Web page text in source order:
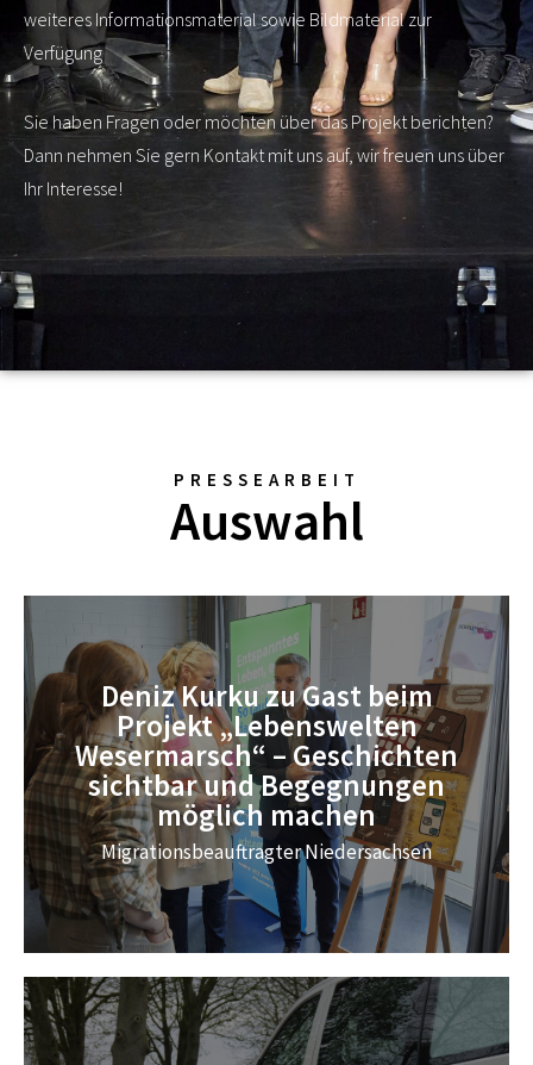
weiteres Informationsmaterial sowie Bildmaterial zur
Verfügung
Sie haben Fragen oder möchten über das Projekt berichten?
Dann nehmen Sie gern Kontakt mit uns auf, wir freuen uns über
Ihr Interesse!
PRESSEARBEIT
Auswahl
Deniz Kurku zu Gast beim
Projekt „Lebenswelten
Wesermarsch“ – Geschichten
sichtbar und Begegnungen
möglich machen
Migrationsbeauftragter Niedersachsen